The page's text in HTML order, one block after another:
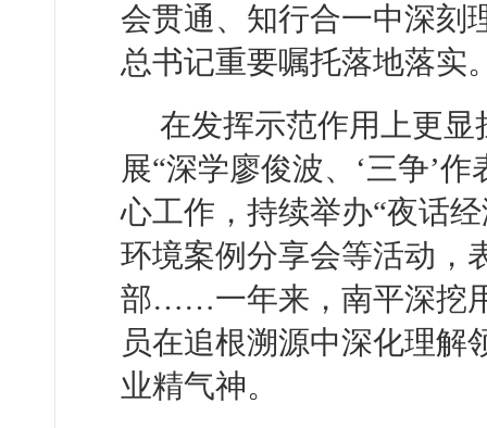
会贯通、知行合一中深刻
总书记重要嘱托落地落实
在发挥示范作用上更
展“深学廖俊波、‘三争’
心工作，持续举办“夜话
环境案例分享会等活动，
部……一年来，南平深挖
员在追根溯源中深化理解
业精气神。